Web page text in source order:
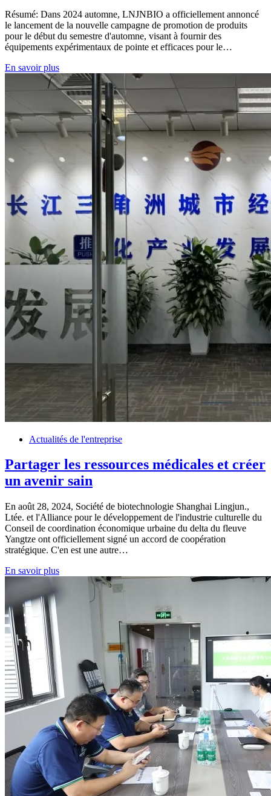
Résumé: Dans 2024 automne, LNJNBIO a officiellement annoncé
le lancement de la nouvelle campagne de promotion de produits
pour le début du semestre d'automne, visant à fournir des
équipements expérimentaux de pointe et efficaces pour le…
En savoir plus
Actualités de l'entreprise
Partager les ressources médicales et créer
un avenir sain
En août 28, 2024, Société de biotechnologie Shanghai Lingjun.,
Ltée. et l'Alliance pour le développement de l'industrie culturelle du
Conseil de coordination économique urbaine du delta du fleuve
Yangtze ont officiellement signé un accord de coopération
stratégique. C'en est une autre…
En savoir plus